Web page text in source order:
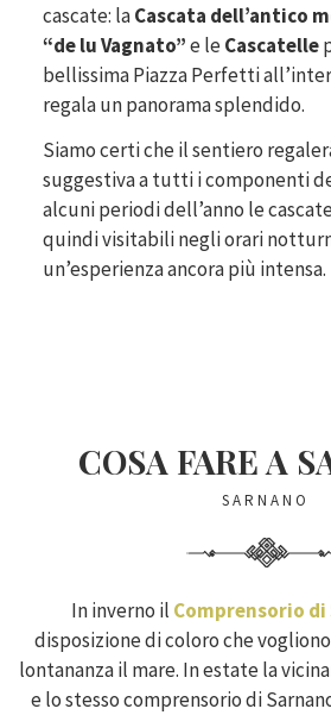
cascate: laCascata dell’antico
“de lu Vagnato”e leCascatelle
bellissima Piazza Perfetti
regala un panorama splendido.
Siamo certi che il sentiero
suggestiva a tutti i componenti
alcuni periodi dell’anno le
quindi visitabili negli orari
un’esperienza ancora più intensa.
COSA FARE A
SARNANO
In inverno il Comprensorio
disposizione di coloro che
lontananza il mare. In estate la
e lo stesso comprensorio di